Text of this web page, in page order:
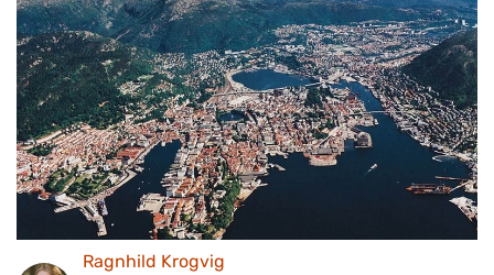
Ragnhild Krogvig